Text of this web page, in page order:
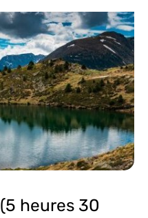
heures 30